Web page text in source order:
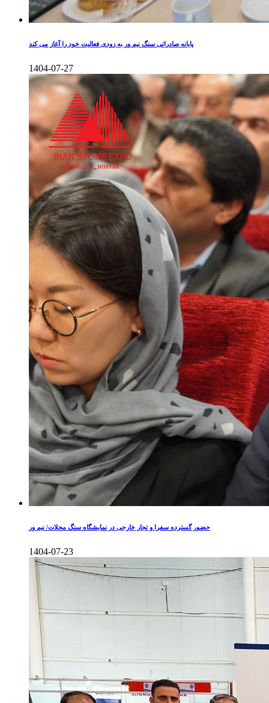
پایانه صادراتی سنگ نیم ور به زودی فعالیت خود را آغاز می کند
1404-07-27
حضور گسترده سفرا و تجار خارجی در نمایشگاه سنگ محلات/ نیم ور
1404-07-23